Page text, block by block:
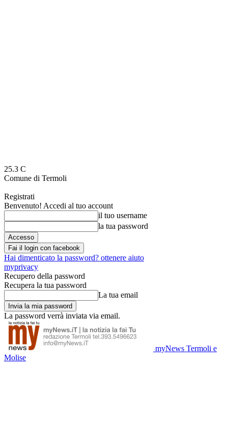
25.3 C
Comune di Termoli
Registrati
Benvenuto! Accedi al tuo account
il tuo username
la tua password
Fai il login con facebook
Hai dimenticato la password? ottenere aiuto
myprivacy
Recupero della password
Recupera la tua password
La tua email
La password verrà inviata via email.
myNews Termoli e
Molise